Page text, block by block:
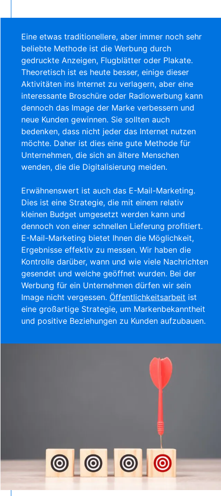
Eine etwas traditionellere, aber immer noch sehr
beliebte Methode ist die Werbung durch
gedruckte Anzeigen, Flugblätter oder Plakate.
Theoretisch ist es heute besser, einige dieser
Aktivitäten ins Internet zu verlagern, aber eine
interessante Broschüre oder Radiowerbung kann
dennoch das Image der Marke verbessern und
neue Kunden gewinnen. Sie sollten auch
bedenken, dass nicht jeder das Internet nutzen
möchte. Daher ist dies eine gute Methode für
Unternehmen, die sich an ältere Menschen
wenden, die die Digitalisierung meiden.
Erwähnenswert ist auch das E-Mail-Marketing.
Dies ist eine Strategie, die mit einem relativ
kleinen Budget umgesetzt werden kann und
dennoch von einer schnellen Lieferung profitiert.
E-Mail-Marketing bietet Ihnen die Möglichkeit,
Ergebnisse effektiv zu messen. Wir haben die
Kontrolle darüber, wann und wie viele Nachrichten
gesendet und welche geöffnet wurden. Bei der
Werbung für ein Unternehmen dürfen wir sein
Image nicht vergessen. Öffentlichkeitsarbeit ist
eine großartige Strategie, um Markenbekanntheit
und positive Beziehungen zu Kunden aufzubauen.